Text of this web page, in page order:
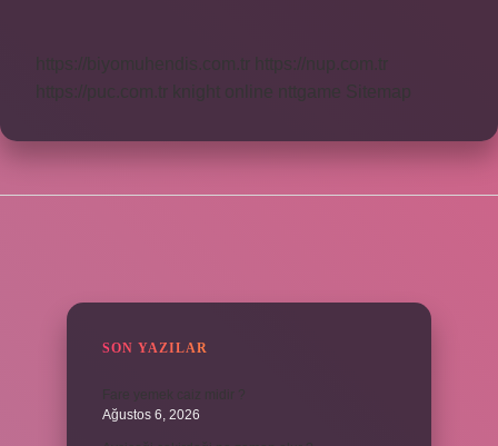
https://nup.com.tr
knight online nttgame Sitemap
SON YAZILAR
Ağustos 6, 2026